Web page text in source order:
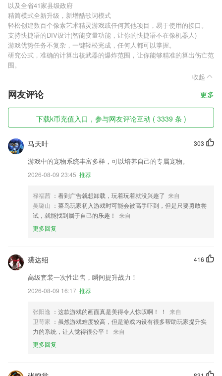
以及全省41家县级政府
精简模式全新升级，新增酷歌词模式
轻松创建数百个像素艺术精灵游戏或任何其他项目，易于使用的接口。
支持快捷语的DIV设计(智能变量功能，让你的快捷语不在像机器人)
游戏优势任务不复杂，一键轻松完成，任何人都可以掌握。
研究公式，准确的计算出核武器的爆炸范围，让你能够精准的算出伤亡范
围。
收起
网友评论 更多
下载k币充值入口，参与网友评论互动 ( 3339 条 )
303
马天叶
游戏中的宠物系统丰富多样，可以培养自己的专属宠物。
2026-08-09 23:45 推荐
禄福茜 ：看到广告就想卸载，玩着玩着就没兴趣了 来自
吴璐山 ：菜鸟玩家初入游戏时可能会被高手吓到，但是只要勇敢尝
试，就能找到属于自己的乐趣！
来自
更多回复
416
裘达绍
高级套装一次性出售，瞬间提升战力！
2026-08-09 16:17 推荐
张阳逸 ：这款游戏的画面真是美得令人惊叹啊！ ！
来自
卫苛家 ：虽然游戏难度较高，但是游戏内设有很多帮助玩家提升实
力的系统，让人觉得很公平！
来自
更多回复